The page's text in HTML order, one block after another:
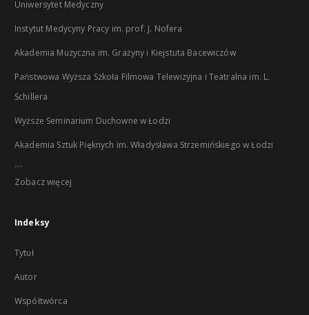
Uniwersytet Medyczny
Instytut Medycyny Pracy im. prof. J. Nofera
Akademia Muzyczna im. Grażyny i Kiejstuta Bacewiczów
Państwowa Wyższa Szkoła Filmowa Telewizyjna i Teatralna im. L.
Schillera
Wyższe Seminarium Duchowne w Łodzi
Akademia Sztuk Pięknych im. Władysława Strzemińskiego w Łodzi
...
Zobacz więcej
Indeksy
Tytuł
Autor
Współtwórca